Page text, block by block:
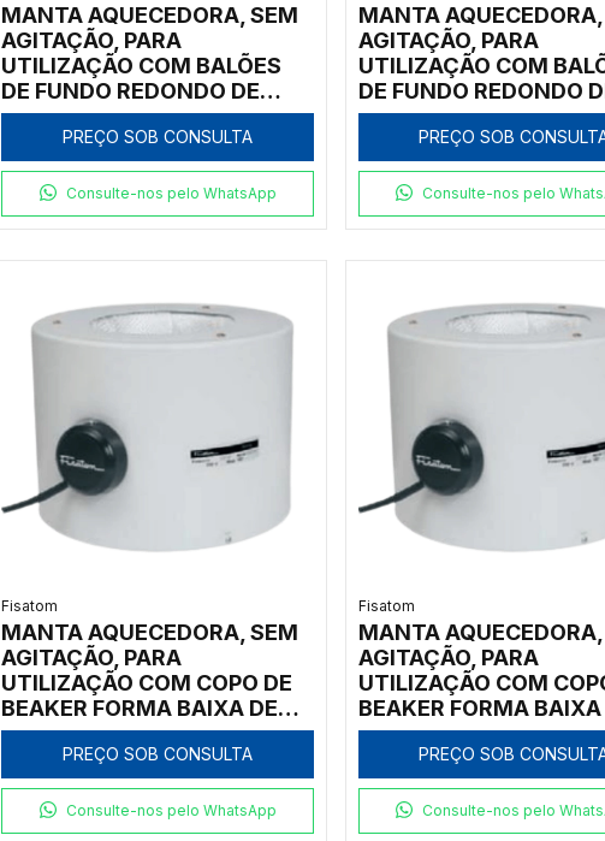
MANTA AQUECEDORA, SEM
AGITAÇÃO, PARA
UTILIZAÇÃO COM BALÕES
DE FUNDO REDONDO DE
125ML, COM REGULADOR
ELETRÔNICO ANALÓGICO
INCORPORADO PARA
TEMPERATURAS ATÉ 300ºC,
CLASSE 300, 110V - MODELO
PREÇO SOB CONSULTA
Consulte-nos pelo WhatsApp
MANTA
AGITAÇÃO, PARA
UTILIZAÇÃO COM
DE FUNDO REDONDO
50ML, COM
ELETRÔNICO
INCORPORADO PARA
TEMPERATURAS ATÉ
CLASSE 300, 110V -
PREÇO SOB
Consulte-nos pelo
Fisatom
MANTA AQUECEDORA, SEM
AGITAÇÃO, PARA
UTILIZAÇÃO COM COPO DE
BEAKER FORMA BAIXA DE
2.000ML, COM REGULADOR
ANALÓGICO DE POTÊNCIA
ATÉ 300ºC, CLASSE 300,
220V - MODELO 002072
PREÇO SOB CONSULTA
Consulte-nos pelo WhatsApp
Fisatom
MANTA
AGITAÇÃO, PARA
UTILIZAÇÃO COM
BEAKER FORMA BAIXA
600ML, COM
ANALÓGICO DE
ATÉ 300ºC, CLASSE
220V - MODELO
PREÇO SOB
Consulte-nos pelo